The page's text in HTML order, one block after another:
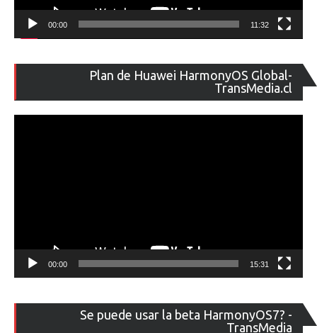
00:00 11:32
Plan de Huawei HarmonyOS Global-
TransMedia.cl
de
00:00 15:31
Se puede usar la beta HarmonyOS7? -
TransMedia
de